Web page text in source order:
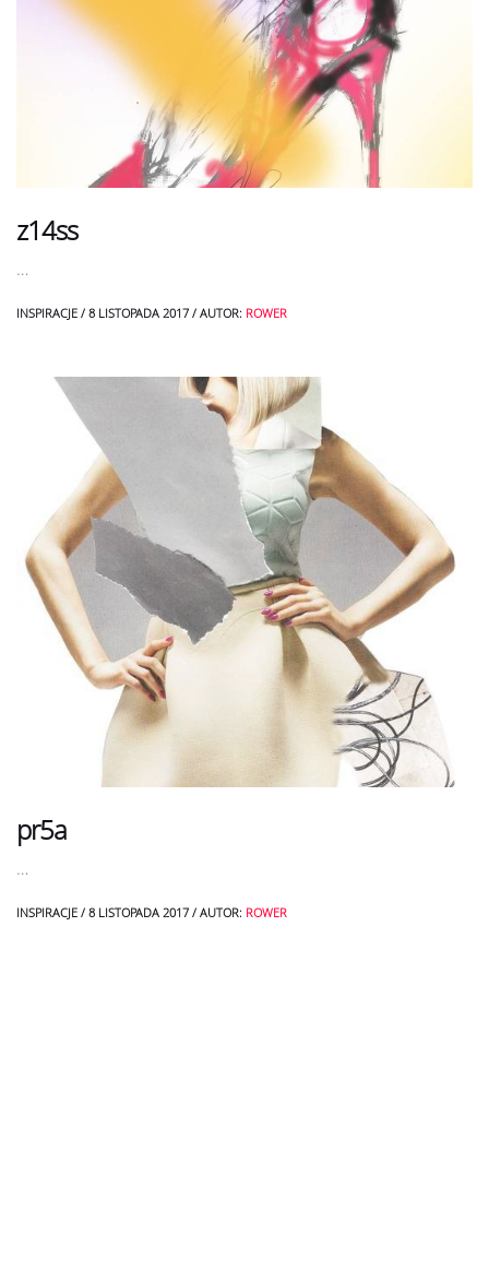
z14ss
…
INSPIRACJE / 8 LISTOPADA 2017 / AUTOR: ROWER
pr5a
…
INSPIRACJE / 8 LISTOPADA 2017 / AUTOR: ROWER